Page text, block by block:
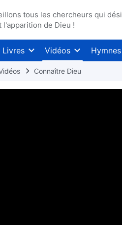
tous les chercheurs qui
l'apparition de Dieu !
Livres Vidéos Hymnes
Connaître Dieu